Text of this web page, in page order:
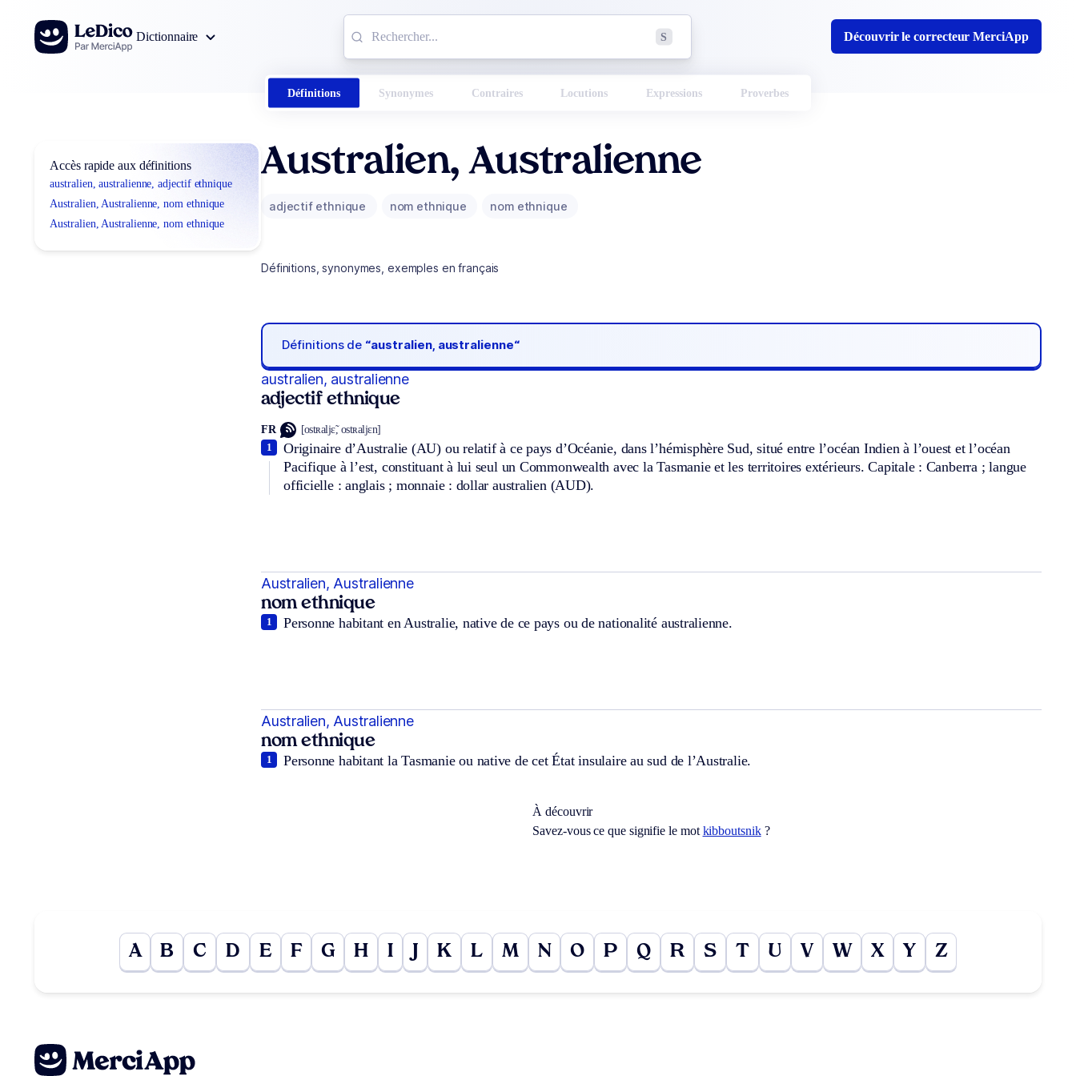
Aller au contenu
Dictionnaire
S Découvrir le correcteur MerciApp
Définitions Synonymes Contraires Locutions Expressions Proverbes
Accès rapide aux définitions
australien, australienne, adjectif ethnique
Australien, Australienne, nom ethnique
Australien, Australienne, nom ethnique
Australien, Australienne
adjectif ethnique nom ethnique nom ethnique
Définitions, synonymes, exemples en français
Définitions de “australien, australienne“
australien, australienne
adjectif ethnique
FR [ostʀaljɛ̃, ostʀaljɛn]
Originaire d’Australie (AU) ou relatif à ce pays d’Océanie, dans l’hémisphère Sud, situé entre l’océan Indien à l’ouest et l’océan
Pacifique à l’est, constituant à lui seul un Commonwealth avec la Tasmanie et les territoires extérieurs. Capitale : Canberra ; langue
officielle : anglais ; monnaie : dollar australien (AUD).
1
Australien, Australienne
nom ethnique
Personne habitant en Australie, native de ce pays ou de nationalité australienne.
1
Australien, Australienne
nom ethnique
Personne habitant la Tasmanie ou native de cet État insulaire au sud de l’Australie.
1
À découvrir
Savez-vous ce que signifie le mot kibboutsnik?
A B C D E F G H I K L M N O P Q R S T U V W X Y Z